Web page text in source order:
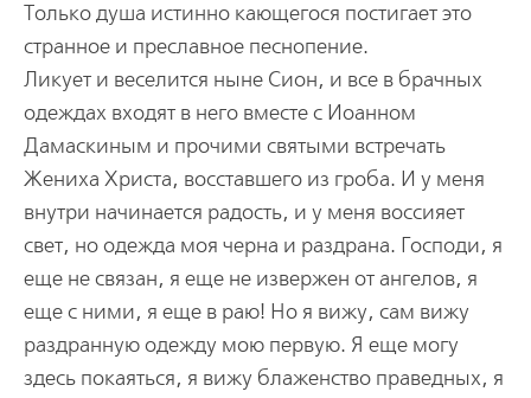
Только душа истинно кающегося постигает это
странное и преславное песнопение.
Ликует и веселится ныне Сион, и все в брачных
одеждах входят в него вместе с Иоанном
Дамаскиным и прочими святыми встречать
Жениха Христа, восставшего из гроба. И у меня
внутри начинается радость, и у меня воссияет
свет, но одежда моя черна и раздрана. Господи, я
еще не связан, я еще не извержен от ангелов, я
еще с ними, я еще в раю! Но я вижу, сам вижу
раздранную одежду мою первую. Я еще могу
здесь покаяться, я вижу блаженство праведных, я